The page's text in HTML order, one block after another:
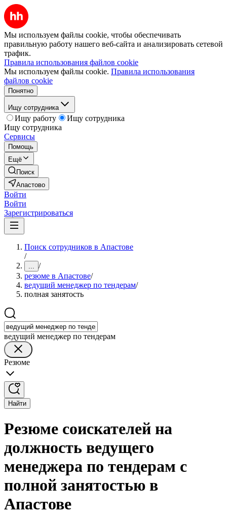
Мы используем файлы cookie, чтобы обеспечивать
правильную работу нашего веб-сайта и анализировать сетевой
трафик.
Правила использования файлов cookie
Мы используем файлы cookie. Правила использования
файлов cookie
Понятно
Ищу сотрудника
Ищу работу
Ищу сотрудника
Ищу сотрудника
Сервисы
Помощь
Ещё
Поиск
Апастово
Войти
Войти
Зарегистрироваться
Поиск сотрудников в Апастове
/
... /
резюме в Апастове/
ведущий менеджер по тендерам/
полная занятость
ведущий менеджер по тендерам
Резюме
Найти
Резюме соискателей на
должность ведущего
менеджера по тендерам с
полной занятостью в
Апастове